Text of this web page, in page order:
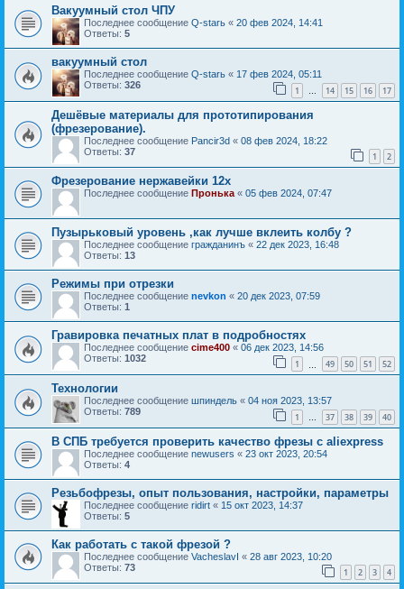
Вакуумный стол ЧПУ
Последнее сообщение Q-starь « 20 фев 2024, 14:41
Ответы: 5
вакуумный стол
Последнее сообщение Q-starь « 17 фев 2024, 05:11
Ответы: 326 1 … 14 15 16 17
Дешёвые материалы для прототипирования
(фрезерование).
Последнее сообщение Pancir3d « 08 фев 2024, 18:22
Ответы: 37 1 2
Фрезерование нержавейки 12х
Последнее сообщение Пронька« 05 фев 2024, 07:47
Пузырьковый уровень ,как лучше вклеить колбу ?
Последнее сообщение гражданинъ « 22 дек 2023, 16:48
Ответы: 13
Режимы при отрезки
Последнее сообщение nevkon « 20 дек 2023, 07:59
Ответы: 1
Гравировка печатных плат в подробностях
Последнее сообщение cime400 « 06 дек 2023, 14:56
Ответы: 1032 1 49 50 51 52
Технологии
Последнее сообщение шпиндель « 04 ноя 2023, 13:57
Ответы: 789 1 … 37 38 39 40
В СПБ требуется проверить качество фрезы с aliexpress
Последнее сообщение newusers « 23 окт 2023, 20:54
Ответы: 4
Резьбофрезы, опыт пользования, настройки, параметры
Последнее сообщение ridirt « 15 окт 2023, 14:37
Ответы: 5
Как работать с такой фрезой ?
Последнее сообщение VacheslavI « 28 авг 2023, 10:20
Ответы: 73 1 2 3 4